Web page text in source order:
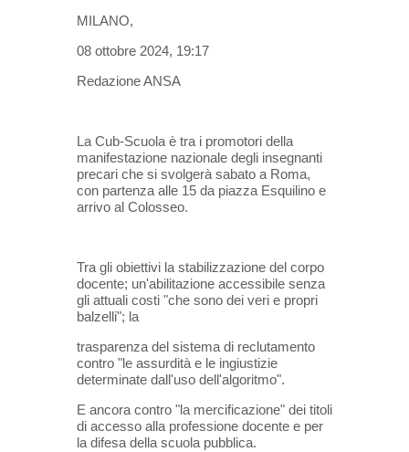
MILANO,
08 ottobre 2024, 19:17
Redazione ANSA
La Cub-Scuola è tra i promotori della
manifestazione nazionale degli insegnanti
precari che si svolgerà sabato a Roma,
con partenza alle 15 da piazza Esquilino e
arrivo al Colosseo.
Tra gli obiettivi la stabilizzazione del corpo
docente; un'abilitazione accessibile senza
gli attuali costi "che sono dei veri e propri
balzelli"; la
trasparenza del sistema di reclutamento
contro "le assurdità e le ingiustizie
determinate dall'uso dell'algoritmo".
E ancora contro "la mercificazione" dei titoli
di accesso alla professione docente e per
la difesa della scuola pubblica.